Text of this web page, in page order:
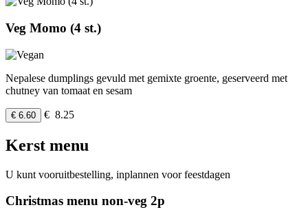
Veg Momo (4 st.)
Nepalese dumplings gevuld met gemixte groente, geserveerd met
chutney van tomaat en sesam
€ 6.60 € 8.25
Kerst menu
U kunt vooruitbestelling, inplannen voor feestdagen
Christmas menu non-veg 2p